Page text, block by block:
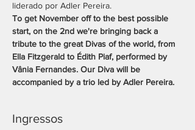
liderado por Adler Pereira.
To get November off to the best possible
start, on the 2nd we're bringing back a
tribute to the great Divas of the world, from
Ella Fitzgerald to Édith Piaf, performed by
Vânia Fernandes. Our Diva will be
accompanied by a trio led by Adler Pereira.
Ingressos